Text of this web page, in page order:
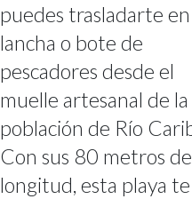
puedes trasladarte en
lancha o bote de
pescadores desde el
muelle artesanal de la
población de Río
Con sus 80 metros de
longitud, esta playa te